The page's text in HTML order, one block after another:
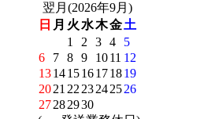
翌月(2026年9月)
日 月 火 水木金土
1
2 3 4
5
6
7 8 9 1011 12
13141516171819
2021 22 23242526
27282930